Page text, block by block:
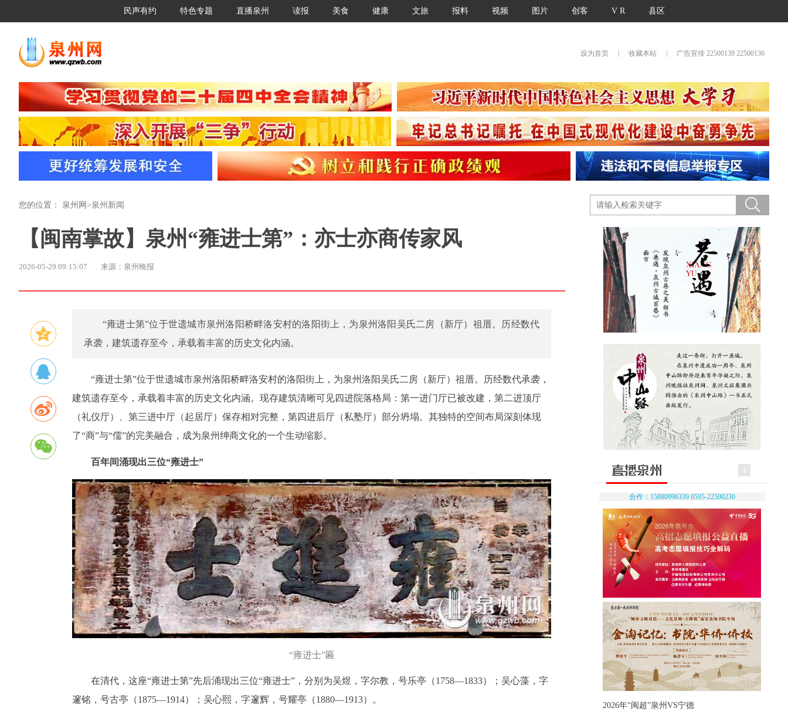
民声有约 特色专题 直播泉州 读报 美食 健康 文旅 报料 视频 图片 创客 V R 县区
设为首页 收藏本站 广告宣传 22500139 22500136
您的位置： 泉州网 >泉州新闻
【闽南掌故】泉州“雍进士第”：亦士亦商传家风
2026-05-29 09:15:07 来源：泉州晚报
“雍进士第”位于世遗城市泉州洛阳桥畔洛安村的洛阳街上，为泉州洛阳吴氏二房（新厅）祖厝。历经数代
承袭，建筑遗存至今，承载着丰富的历史文化内涵。
“雍进士第”位于世遗城市泉州洛阳桥畔洛安村的洛阳街上，为泉州洛阳吴氏二房（新厅）祖厝。历经数代承袭，
建筑遗存至今，承载着丰富的历史文化内涵。现存建筑清晰可见四进院落格局：第一进门厅已被改建，第二进顶厅
（礼仪厅）、第三进中厅（起居厅）保存相对完整，第四进后厅（私塾厅）部分坍塌。其独特的空间布局深刻体现
了“商”与“儒”的完美融合，成为泉州绅商文化的一个生动缩影。
百年间涌现出三位“雍进士”
“雍进士”匾
在清代，这座“雍进士第”先后涌现出三位“雍进士”，分别为吴煜，字尔教，号乐亭（1758—1833）；吴心藻，字
邃铭，号古亭（1875—1914）；吴心熙，字邃辉，号耀亭（1880—1913）。
合作：15880996339 0595-22500230
2026年“闽超”泉州VS宁德